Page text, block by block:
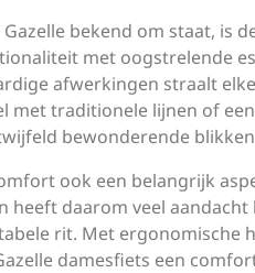
bekend om staat, is
met oogstrelende
afwerkingen straalt
met traditionele lijnen of
bewonderende
ook een belangrijk
heeft daarom veel
rit. Met ergonomische
damesfiets een